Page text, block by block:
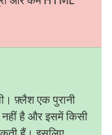
फ़्लैश एक पुरानी
नहीं है और इसमें किसी